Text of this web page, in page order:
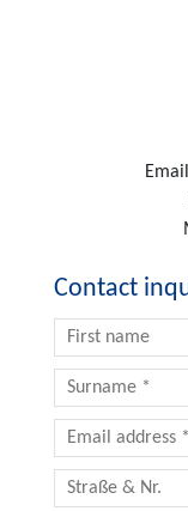
Contact